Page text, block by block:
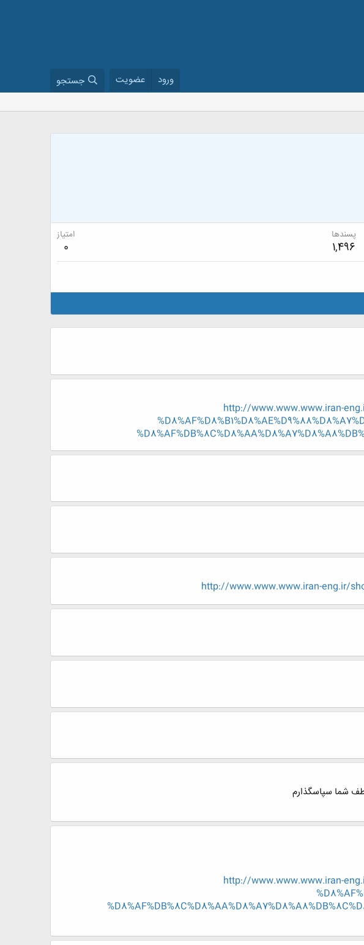
ورود عضویت جستجو
پسندها
1,496
امتیاز
0
http://www.www.www.iran-
http://www.www.www.iran-eng.ir/
http://www.www.www.iran-